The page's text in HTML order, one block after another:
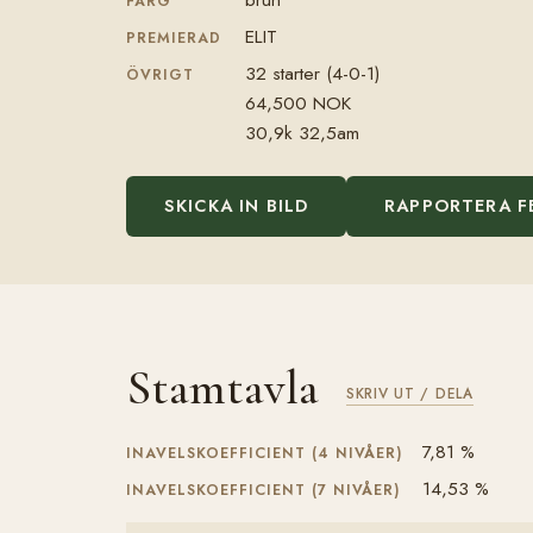
PREMIERAD ELIT
ÖVRIGT
32 starter (4-0-1)
64,500 NOK
30,9k 32,5am
SKICKA IN BILD RAPPORTERA
Stamtavla SKRIV UT / DELA
INAVELSKOEFFICIENT (4 NIVÅER) 7,81 %
INAVELSKOEFFICIENT (7 NIVÅER) 14,53 %